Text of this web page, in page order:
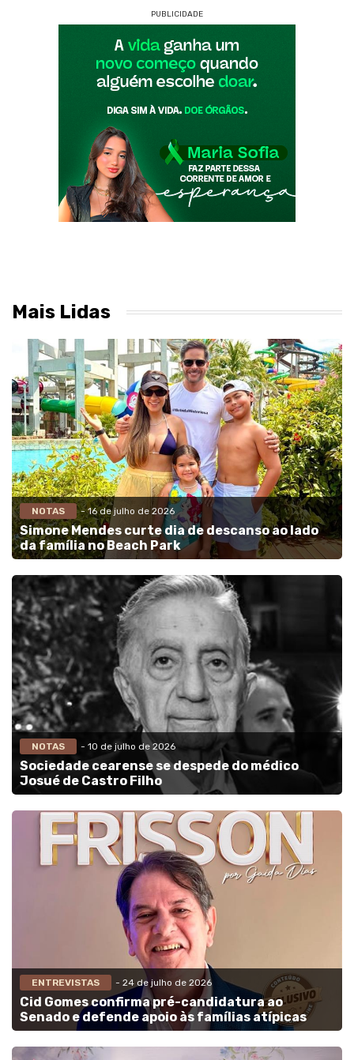
PUBLICIDADE
Mais Lidas
NOTAS - 16 de julho de 2026
Simone Mendes curte dia de descanso ao lado
da família no Beach Park
NOTAS - 10 de julho de 2026
Sociedade cearense se despede do médico
Josué de Castro Filho
ENTREVISTAS - 24 de julho de 2026
Cid Gomes confirma pré-candidatura ao
Senado e defende apoio às famílias atípicas